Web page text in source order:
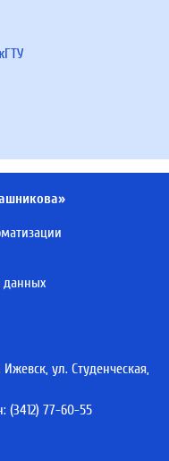
данных
ул. Студенческая,
(3412) 77-60-55